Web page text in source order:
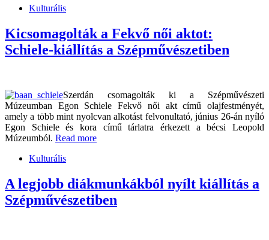
Kulturális
Kicsomagolták a Fekvő női aktot:
Schiele-kiállítás a Szépművészetiben
Szerdán csomagolták ki a Szépművészeti
Múzeumban Egon Schiele Fekvő női akt című olajfestményét,
amely a több mint nyolcvan alkotást felvonultató, június 26-án nyíló
Egon Schiele és kora című tárlatra érkezett a bécsi Leopold
Múzeumból. Read more
Kulturális
A legjobb diákmunkákból nyílt kiállítás a
Szépművészetiben